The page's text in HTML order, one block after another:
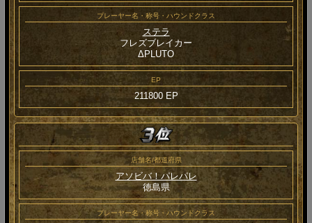
プレーヤー名・称号・ハウンドクラス
ステラ
フレズブレイカー
ΔPLUTO
EP
211800 EP
店舗名/都道府県
アソビバ！パレパレ
徳島県
プレーヤー名・称号・ハウンドクラス